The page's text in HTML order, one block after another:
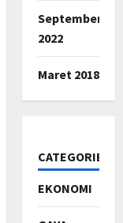
September
2022
Maret 2018
CATEGORIES
EKONOMI